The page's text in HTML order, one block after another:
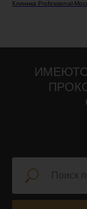
Клиника Professional-